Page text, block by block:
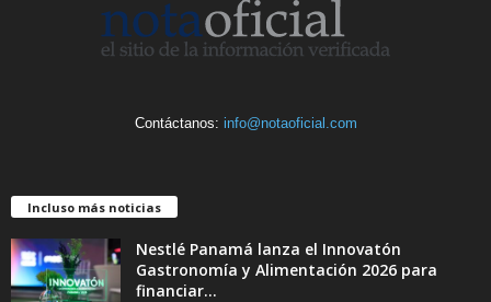
Contáctanos: info@notaoficial.com
Incluso más noticias
Nestlé Panamá lanza el Innovatón
Gastronomía y Alimentación 2026 para
financiar...